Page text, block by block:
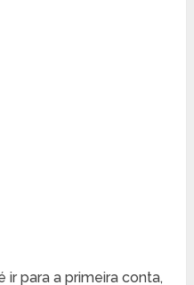
ir para a primeira conta,